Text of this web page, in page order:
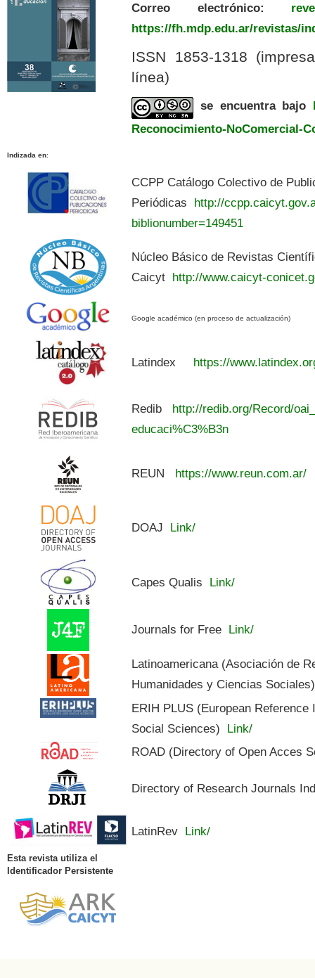
Correo electrónico:
https://fh.mdp.edu.ar/revistas/
ISSN 1853-1318
línea)
se encuentra bajo
Reconocimiento-NoComercial-
Indizada en:
CCPP Catálogo Colectivo de
Periódicas http://
biblionumber=149451
Núcleo Básico de Revistas
Caicyt http://www.caicyt-
Google académico (en proceso de actualización)
Latindex https://
Redib
http://redib.org/Record/
educaci%C3%B3n
REUN https://www.reun.com.ar/
DOAJ Link/
Capes Qualis Link/
Journals for Free Link/
Latinoamericana (Asociación de
Humanidades y Ciencias Sociales)
ERIH PLUS (European
Social Sciences) Link/
ROAD (Directory of Open Acces
Directory of Research Journals
LatinRev Link/
Esta revista utiliza el
Identificador Persistente